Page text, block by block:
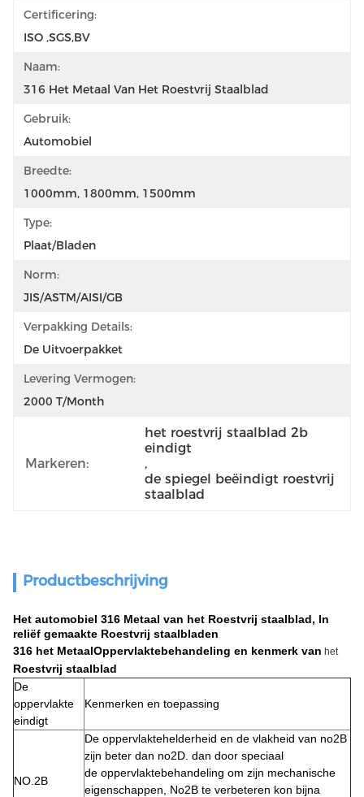
Certificering:
ISO ,SGS,BV
Naam:
316 Het Metaal Van Het Roestvrij Staalblad
Gebruik:
Automobiel
Breedte:
1000mm, 1800mm, 1500mm
Type:
Plaat/Bladen
Norm:
JIS/ASTM/AISI/GB
Verpakking Details:
De Uitvoerpakket
Levering Vermogen:
2000 T/Month
Markeren:
het roestvrij staalblad 2b
eindigt
,
de spiegel beëindigt roestvrij
staalblad
Productbeschrijving
Het automobiel 316 Metaal van het Roestvrij staalblad, In
reliëf gemaakte Roestvrij staalbladen
316 het MetaalOppervlaktebehandeling en kenmerk van het
Roestvrij staalblad
De
oppervlakte
eindigt
Kenmerken en toepassing
NO.2B
De oppervlaktehelderheid en de vlakheid van no2B
zijn beter dan no2D. dan door speciaal
de oppervlaktebehandeling om zijn mechanische
eigenschappen, No2B te verbeteren kon bijna